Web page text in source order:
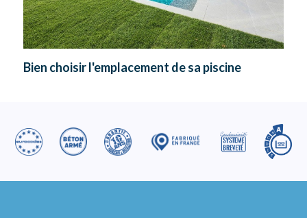
Bien choisir l'emplacement de sa piscine